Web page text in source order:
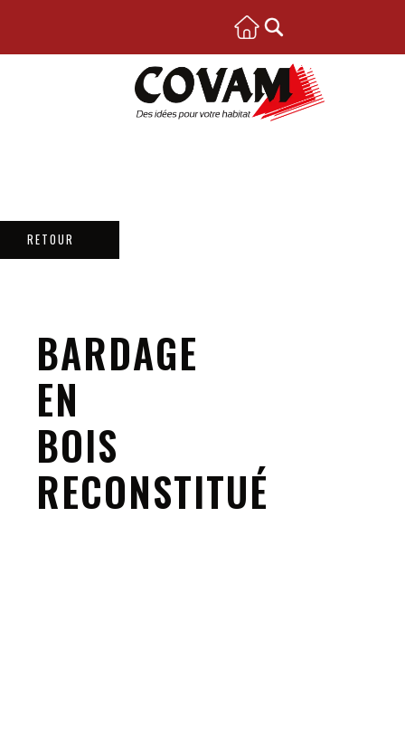
BARDAGE
EN
BOIS
RECONSTITUÉ
RETOUR